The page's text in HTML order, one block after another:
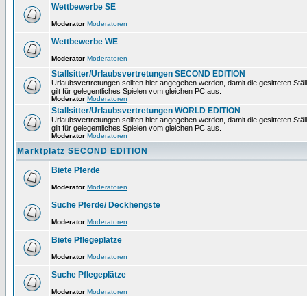
Wettbewerbe SE
Moderator Moderatoren
Wettbewerbe WE
Moderator Moderatoren
Stallsitter/Urlaubsvertretungen SECOND EDITION
Urlaubsvertretungen sollten hier angegeben werden, damit die gesitteten
gilt für gelegentliches Spielen vom gleichen PC aus.
Moderator Moderatoren
Stallsitter/Urlaubsvertretungen WORLD EDITION
Urlaubsvertretungen sollten hier angegeben werden, damit die gesitteten
gilt für gelegentliches Spielen vom gleichen PC aus.
Moderator Moderatoren
Marktplatz SECOND EDITION
Biete Pferde
Moderator Moderatoren
Suche Pferde/ Deckhengste
Moderator Moderatoren
Biete Pflegeplätze
Moderator Moderatoren
Suche Pflegeplätze
Moderator Moderatoren